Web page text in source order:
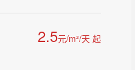
2.5元/m²/天 起